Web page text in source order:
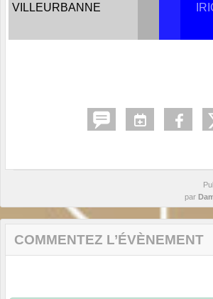
VILLEURBANNE
par
COMMENTEZ L’ÉVÈNEMENT